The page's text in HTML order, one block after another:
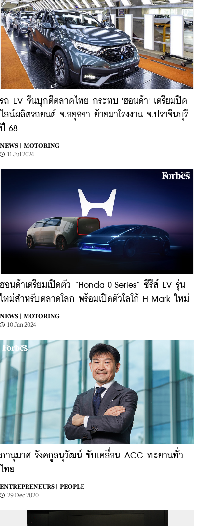
รถ EV จีนบุกตีตลาดไทย กระทบ 'ฮอนด้า' เตรียมปิด
ไลน์ผลิตรถยนต์ จ.อยุธยา ย้ายมาโรงงาน จ.ปราจีนบุรี
ปี 68
NEWS |
MOTORING
11 Jul 2024
ฮอนด้าเตรียมเปิดตัว “Honda 0 Series” ซีรีส์ EV รุ่น
ใหม่สำหรับตลาดโลก พร้อมเปิดตัวโลโก้ H Mark ใหม่
NEWS |
MOTORING
10 Jan 2024
ภานุมาศ รังคกูลนุวัฒน์ ขับเคลื่อน ACG ทะยานทั่ว
ไทย
ENTREPRENEURS |
PEOPLE
29 Dec 2020